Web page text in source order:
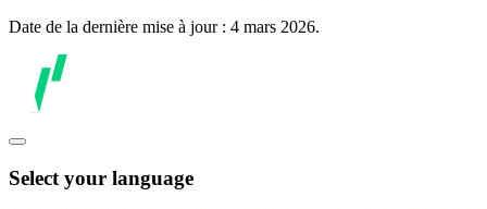
Date de la dernière mise à jour : 4 mars 2026.
Select your language